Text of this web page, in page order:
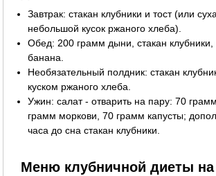
Завтрак: стакан клубники и тост (или
небольшой кусок ржаного хлеба).
Обед: 200 грамм дыни, стакан клубники,
банана.
Необязательный полдник: стакан
куском ржаного хлеба.
Ужин: салат - отварить на пару: 70
грамм моркови, 70 грамм капусты;
часа до сна стакан клубники.
Меню клубничной диеты на